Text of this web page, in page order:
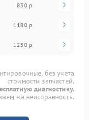
830 р
1180 р
1230 р
без учета
стоимости запчастей.
диагностику.
на неисправность.